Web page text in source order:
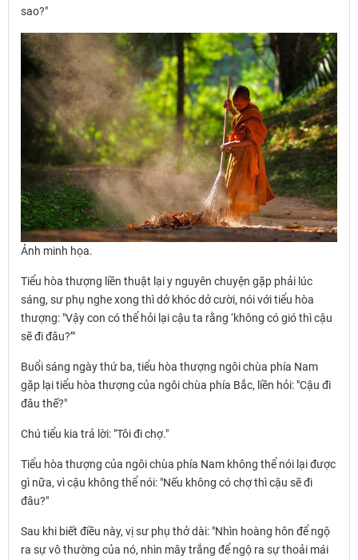
sao?"
Ảnh minh họa.
Tiểu hòa thượng liền thuật lại y nguyên chuyện gặp phải lúc
sáng, sư phụ nghe xong thì dở khóc dở cười, nói với tiểu hòa
thượng: "Vậy con có thể hỏi lại cậu ta rằng ‘không có gió thì cậu
sẽ đi đâu?’"
Buổi sáng ngày thứ ba, tiểu hòa thượng ngôi chùa phía Nam
gặp lại tiểu hòa thượng của ngôi chùa phía Bắc, liền hỏi: "Cậu đi
đâu thế?"
Chú tiểu kia trả lời: "Tôi đi chợ."
Tiểu hòa thượng của ngôi chùa phía Nam không thể nói lại được
gì nữa, vì cậu không thể nói: "Nếu không có chợ thì cậu sẽ đi
đâu?"
Sau khi biết điều này, vị sư phụ thở dài: "Nhìn hoàng hôn để ngộ
ra sự vô thường của nó, nhìn mây trắng để ngộ ra sự thoải mái